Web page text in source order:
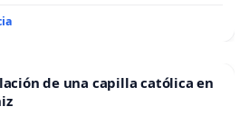
de una capilla católica en